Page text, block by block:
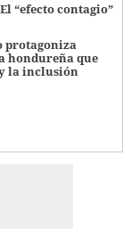
“efecto contagio”
protagoniza
hondureña que
la inclusión